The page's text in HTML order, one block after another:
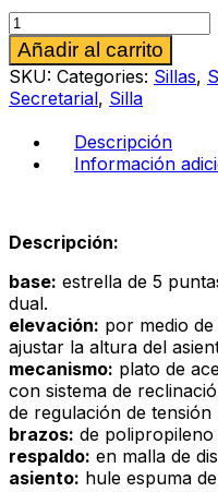
Silla
operativa
Sophia
N
rojo
cantidad
Añadir al carrito
SKU: Categories: Sillas,
Secretarial, Silla
Descripción
Información
Descripción:
base: estrella de 5
dual.
elevación: por medio
ajustar la altura del
mecanismo: plato de
con sistema de
de regulación de
brazos: de polipropileno
respaldo: en malla de
asiento: hule espuma